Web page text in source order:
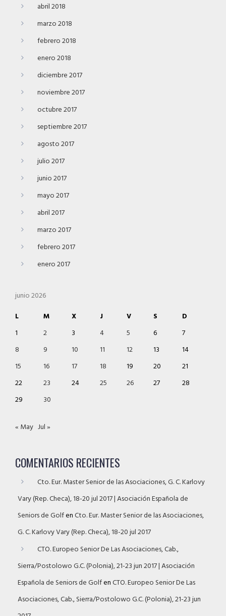
abril 2018
marzo 2018
febrero 2018
enero 2018
diciembre 2017
noviembre 2017
octubre 2017
septiembre 2017
agosto 2017
julio 2017
junio 2017
mayo 2017
abril 2017
marzo 2017
febrero 2017
enero 2017
junio 2026
L
M X J V S
D
1
2 3 4 5 6
7
8
9 10 11 12 13
14
15
16 17 18 19 20
21
22
23 24 25 26 27
28
29
30
« May Jul »
COMENTARIOS RECIENTES
Cto. Eur. Master Senior de las Asociaciones, G. C. Karlovy
Vary (Rep. Checa), 18-20 jul 2017 | Asociación Española de
Seniors de GolfenCto. Eur. Master Senior de las Asociaciones,
G. C. Karlovy Vary (Rep. Checa), 18-20 jul 2017
CTO. Europeo Senior De Las Asociaciones, Cab.,
Sierra/Postolowo G.C. (Polonia), 21-23 jun 2017 | Asociación
Española de Seniors de GolfenCTO. Europeo Senior De Las
Asociaciones, Cab., Sierra/Postolowo G.C. (Polonia), 21-23 jun